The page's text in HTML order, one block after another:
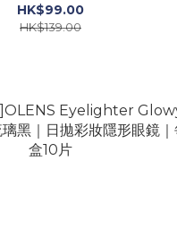
HK$99.00
HK$139.00